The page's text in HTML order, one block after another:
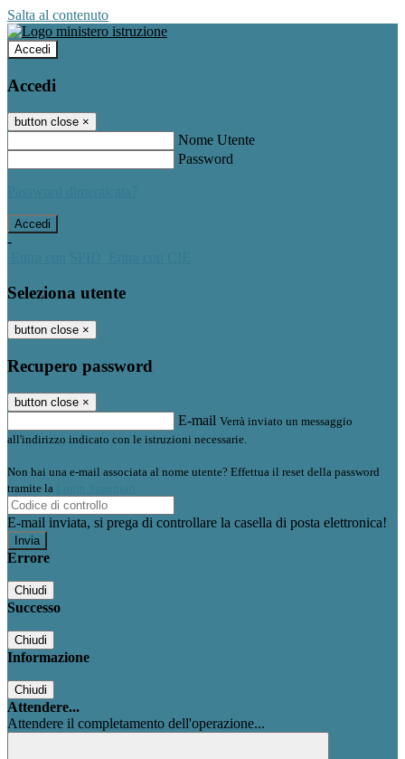
Salta al contenuto
Accedi
Accedi
button close ×
Nome Utente
Password
-
Seleziona utente
button close ×
Recupero password
button close ×
E-mail Verrà inviato un messaggio
all'indirizzo indicato con le istruzioni necessarie.
Non hai una e-mail associata al nome utente? Effettua il reset della password
tramite la
E-mail inviata, si prega di controllare la casella di posta elettronica!
Errore
Chiudi
Successo
Chiudi
Informazione
Chiudi
Attendere...
Attendere il completamento dell'operazione...